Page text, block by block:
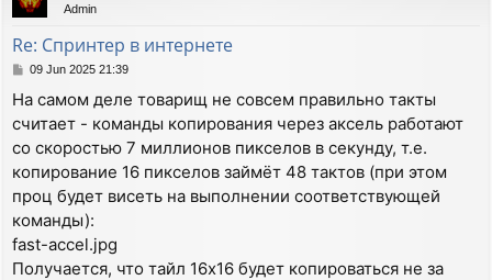
Admin
Re: Спринтер в интернете
P
s
t
09 Jun 2025 21:39
На самом деле товарищ не совсем правильно такты
считает - команды копирования через аксель работают
со скоростью 7 миллионов пикселов в секунду, т.е.
копирование 16 пикселов займёт 48 тактов (при этом
проц будет висеть на выполнении соответствующей
команды):
fast-accel.jpg
Получается, что тайл 16х16 будет копироваться не за